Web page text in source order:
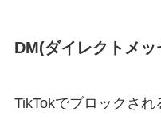
DM(ダイレクトメ
TikTokでブロックさ